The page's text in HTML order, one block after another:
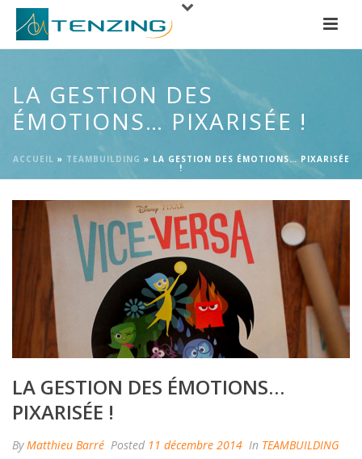
LA GESTION DES
ÉMOTIONS… PIXARISÉE !
ACCUEIL » TEAMBUILDING » LA GESTION DES ÉMOTIONS… PIXARISÉE
!
LA GESTION DES ÉMOTIONS…
PIXARISÉE !
ByMatthieu Barré Posted 11 décembre 2014 In TEAMBUILDING